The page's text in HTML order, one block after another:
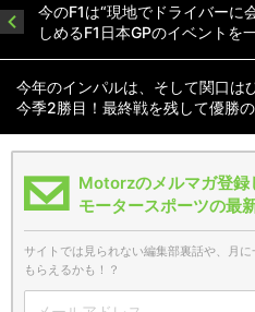
今のF1は“現地でドライバーに
しめるF1日本GPのイベントを
今年のインパルは、そして関口は
今季2勝目！最終戦を残して優勝
Motorzのメルマガ登録
モータースポーツの最
サイトでは見られない編集部裏話や、月
もらえるかも！？